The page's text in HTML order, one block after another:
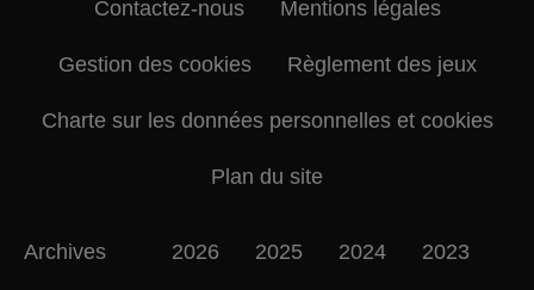
Contactez-nous Mentions légales
Gestion des cookies Règlement des jeux
Charte sur les données personnelles et cookies
Plan du site
Archives 2026 2025 2024 2023